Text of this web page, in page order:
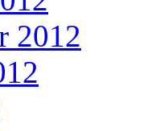
2012